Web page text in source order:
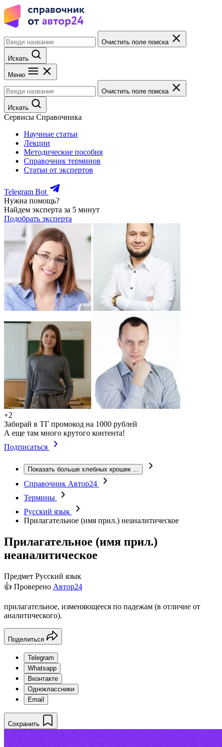
Очистить поле поиска
Искать
Меню
Очистить поле поиска
Искать
Сервисы Справочника
Научные статьи
Лекции
Методические пособия
Справочник терминов
Статьи от экспертов
Telegram Bot
Нужна помощь?
Найдем эксперта за 5 минут
Подобрать эксперта
+2
Забирай в ТГ промокод на 1000 рублей
А еще там много крутого контента!
Подписаться
Показать больше хлебных крошек ...
Справочник Автор24
Термины
Русский язык
Прилагательное (имя прил.) неаналитическое
Прилагательное (имя прил.)
неаналитическое
Предмет Русский язык
👍 Проверено Автор24
прилагательное, изменяющееся по падежам (в отличие от
аналитического).
Поделиться
Telegram
Whatsapp
Вконтакте
Одноклассники
Email
Сохранить